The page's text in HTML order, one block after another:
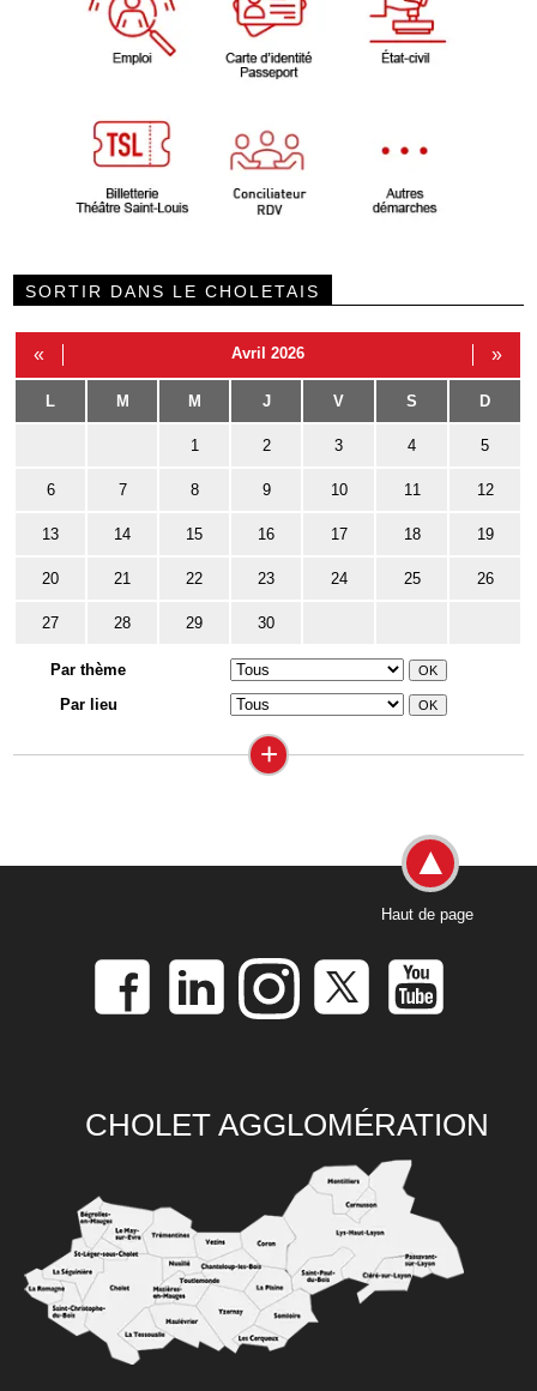
SORTIR DANS LE CHOLETAIS
« Avril 2026 »
L M M J V S D
1 2 3 4 5
6 7 8 9 10 11 12
13 14 15 16 17 18 19
20 21 22 23 24 25 26
27 28 29 30
Par thème
Par lieu
+
Haut de page
CHOLET AGGLOMÉRATION